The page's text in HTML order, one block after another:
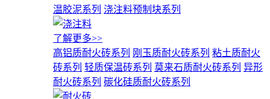
温胶泥系列 浇注料预制块系列
了解更多>>
高铝质耐火砖系列 刚玉质耐火砖系列 粘土质耐火
砖系列 轻质保温砖系列 莫来石质耐火砖系列 异形
耐火砖系列 碳化硅质耐火砖系列